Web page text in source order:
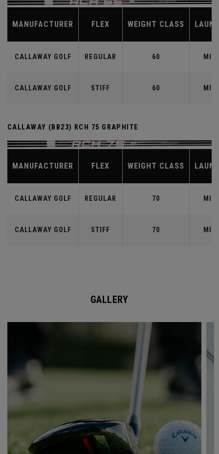
MANUFACTURER FLEX WEIGHT CLASS
CALLAWAY GOLF REGULAR 60 MID
CALLAWAY GOLF STIFF 60 MID
CALLAWAY (BB23) RCH 75 GRAPHITE
MANUFACTURER FLEX WEIGHT CLASS
CALLAWAY GOLF REGULAR 70 MID
CALLAWAY GOLF STIFF 70 MID
GALLERY